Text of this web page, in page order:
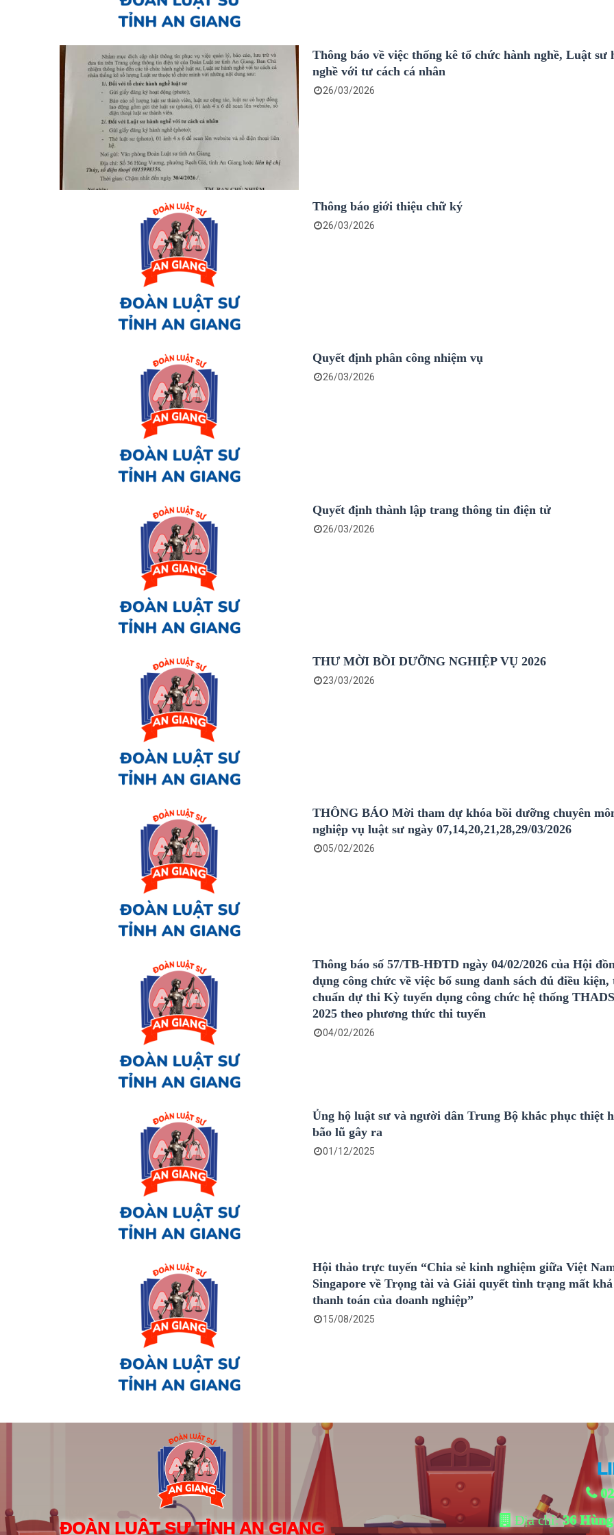
Thông báo về việc thống kê tổ chức hành nghề, Luật sư
nghề với tư cách cá nhân
26/03/2026
Thông báo giới thiệu chữ ký
26/03/2026
Quyết định phân công nhiệm vụ
26/03/2026
Quyết định thành lập trang thông tin điện tử
26/03/2026
THƯ MỜI BỒI DƯỠNG NGHIỆP VỤ 2026
23/03/2026
THÔNG BÁO Mời tham dự khóa bồi dưỡng chuyên
nghiệp vụ luật sư ngày 07,14,20,21,28,29/03/2026
05/02/2026
Thông báo số 57/TB-HĐTD ngày 04/02/2026 của Hội
dụng công chức về việc bổ sung danh sách đủ điều kiện,
chuẩn dự thi Kỳ tuyển dụng công chức hệ thống
2025 theo phương thức thi tuyển
04/02/2026
Ủng hộ luật sư và người dân Trung Bộ khắc phục thiệt
bão lũ gây ra
01/12/2025
Hội thảo trực tuyến “Chia sẻ kinh nghiệm giữa Việt
Singapore về Trọng tài và Giải quyết tình trạng mất
thanh toán của doanh nghiệp”
15/08/2025
ĐOÀN LUẬT SƯ TỈNH AN GIANG
Địa chỉ:36